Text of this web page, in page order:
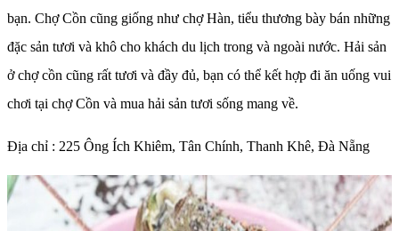
bạn. Chợ Cồn cũng giống như chợ Hàn, tiểu thương bày bán những
đặc sản tươi và khô cho khách du lịch trong và ngoài nước. Hải sản
ở chợ cồn cũng rất tươi và đầy đủ, bạn có thể kết hợp đi ăn uống vui
chơi tại chợ Cồn và mua hải sản tươi sống mang về.
Địa chỉ : 225 Ông Ích Khiêm, Tân Chính, Thanh Khê, Đà Nẵng